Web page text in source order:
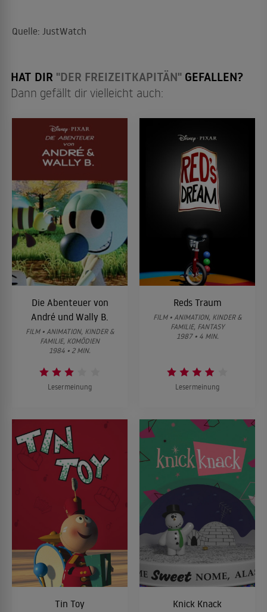
Quelle: JustWatch
HAT DIR "DER FREIZEITKAPITÄN" GEFALLEN?
Dann gefällt dir vielleicht auch:
Die Abenteuer von
André und Wally B.
FILM • ANIMATION, KINDER &
FAMILIE, KOMÖDIEN
1984 • 2 MIN.
Lesermeinung
Reds Traum
FILM • ANIMATION, KINDER &
FAMILIE, FANTASY
1987 • 4 MIN.
Lesermeinung
Tin Toy Knick Knack